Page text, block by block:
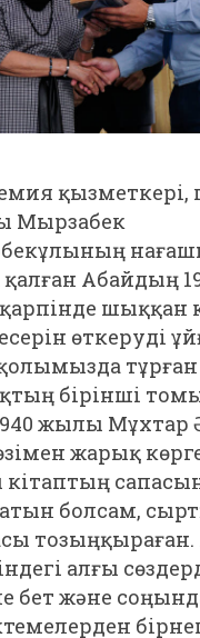
қызметкері,
Мырзабек
қалған Абайдың
шыққан
өткеруді
тұрған
бірінші
жылы Мұхтар
жарық
болсам,
алғы
бет және